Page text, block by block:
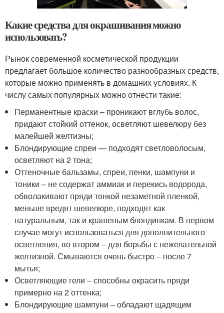
Какие средства для окрашивания можно
использовать?
Рынок современной косметической продукции
предлагает большое количество разнообразных средств,
которые можно применять в домашних условиях. К
числу самых популярных можно отнести такие:
Перманентные краски – проникают вглубь волос,
придают стойкий оттенок, осветляют шевелюру без
малейшей желтизны;
Блондирующие спреи — подходят светловолосым,
осветляют на 2 тона;
Оттеночные бальзамы, спреи, пенки, шампуни и
тоники – не содержат аммиак и перекись водорода,
обволакивают пряди тонкой незаметной пленкой,
меньше вредят шевелюре, подходят как
натуральным, так и крашеным блондинкам. В первом
случае могут использоваться для дополнительного
осветления, во втором – для борьбы с нежелательной
желтизной. Смываются очень быстро – после 7
мытья;
Осветляющие гели – способны окрасить пряди
примерно на 2 оттенка;
Блондирующие шампуни – обладают щадящим